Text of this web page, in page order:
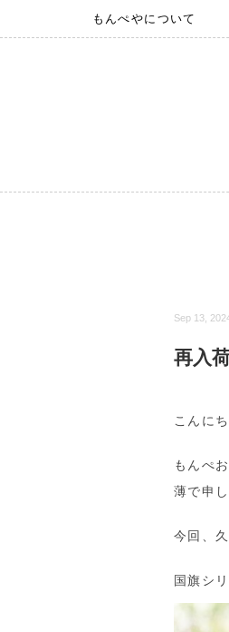
もんぺやについて
Sep 13,
再入
こんにち
もんぺ
薄で申
今回、
国旗シ